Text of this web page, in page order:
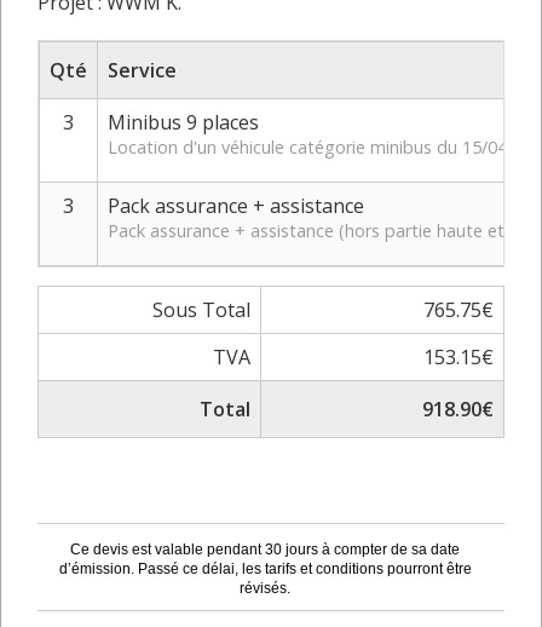
Qté
Service
3
Minibus 9 places
Location d'un véhicule catégorie minibus du 15/04/
3 Pack assurance + assistance
Pack assurance + assistance (hors partie haute et
Sous Total
765.75€
TVA
153.15€
Total
918.90€
Ce devis est valable pendant 30 jours à compter de sa date
d’émission. Passé ce délai, les tarifs et conditions pourront être
révisés.